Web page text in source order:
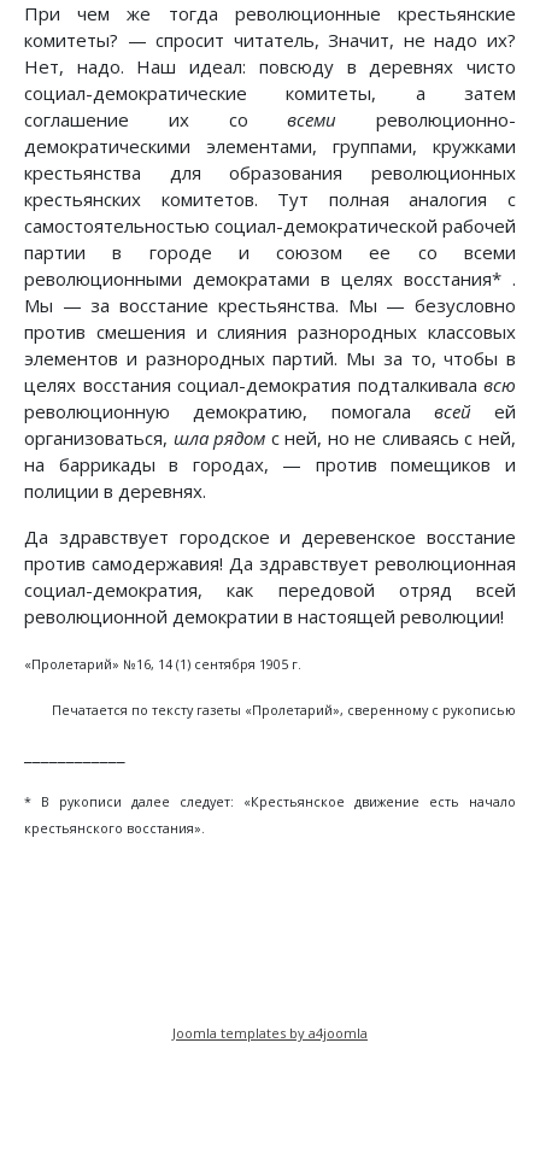
При чем же тогда революционные крестьянские
комитеты? — спросит читатель, Значит, не надо их?
Нет, надо. Наш идеал: повсюду в деревнях чисто
социал-демократические комитеты, а затем
соглашение их совсеми революционно-
демократическими элементами, группами, кружками
крестьянства для образования революционных
крестьянских комитетов. Тут полная аналогия с
самостоятельностью социал-демократической рабочей
партии в городе и союзом ее со всеми
революционными демократами в целях восстания* .
Мы — за восстание крестьянства. Мы — безусловно
против смешения и слияния разнородных классовых
элементов и разнородных партий. Мы за то, чтобы в
целях восстания социал-демократия подталкивала всю
революционную демократию, помогала всейей
организоваться, шла рядом с ней, но не сливаясь с ней,
на баррикады в городах, — против помещиков и
полиции в деревнях.
Да здравствует городское и деревенское восстание
против самодержавия! Да здравствует революционная
социал-демократия, как передовой отряд всей
революционной демократии в настоящей революции!
«Пролетарий» №16, 14 (1) сентября 1905 г.
Печатается по тексту газеты «Пролетарий», сверенному с рукописью
* В рукописи далее следует: «Крестьянское движение есть начало
крестьянского восстания».
Joomla templates by a4joomla